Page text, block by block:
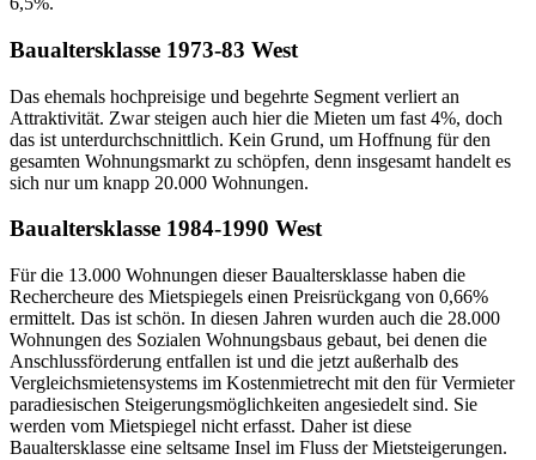
Baualtersklasse 1973-83 West
Das ehemals hochpreisige und begehrte Segment verliert an
Attraktivität. Zwar steigen auch hier die Mieten um fast 4%, doch
das ist unterdurchschnittlich. Kein Grund, um Hoffnung für den
gesamten Wohnungsmarkt zu schöpfen, denn insgesamt handelt es
sich nur um knapp 20.000 Wohnungen.
Baualtersklasse 1984-1990 West
Für die 13.000 Wohnungen dieser Baualtersklasse haben die
Rechercheure des Mietspiegels einen Preisrückgang von 0,66%
ermittelt. Das ist schön. In diesen Jahren wurden auch die 28.000
Wohnungen des Sozialen Wohnungsbaus gebaut, bei denen die
Anschlussförderung entfallen ist und die jetzt außerhalb des
Vergleichsmietensystems im Kostenmietrecht mit den für Vermieter
paradiesischen Steigerungsmöglichkeiten angesiedelt sind. Sie
werden vom Mietspiegel nicht erfasst. Daher ist diese
Baualtersklasse eine seltsame Insel im Fluss der Mietsteigerungen.